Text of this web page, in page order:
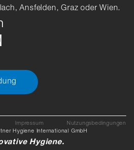
Ansfelden, Graz oder Wien.
Impressum
Nutzungsbedingungen
Hygiene International GmbH
Hygiene.